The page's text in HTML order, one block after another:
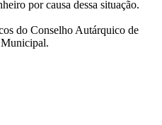
por causa dessa situação.
do Conselho Autárquico de